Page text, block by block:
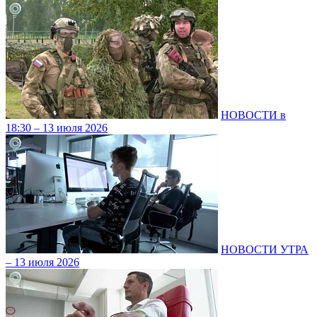
НОВОСТИ в
18:30 – 13 июля 2026
НОВОСТИ УТРА
– 13 июля 2026